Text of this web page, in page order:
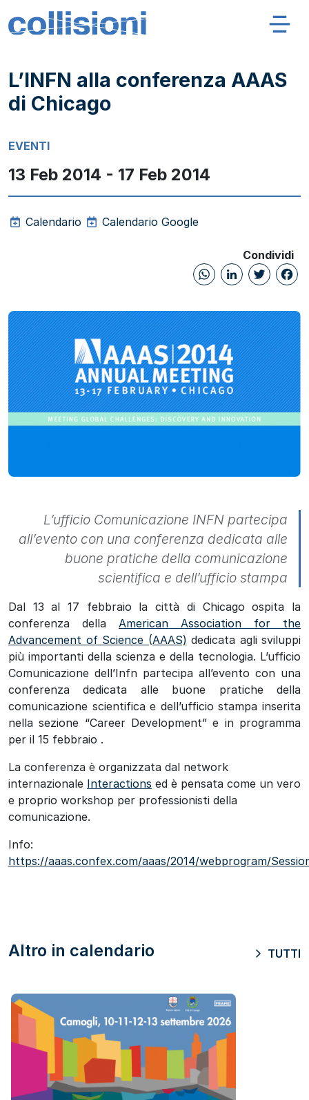
Salta al contenuto
Navigazione principale
L’INFN alla conferenza AAAS
di Chicago
EVENTI
13 Feb 2014 - 17 Feb 2014
Calendario Calendario Google
Condividi
L’ufficio Comunicazione INFN partecipa
all’evento con una conferenza dedicata alle
buone pratiche della comunicazione
scientifica e dell’ufficio stampa
Dal 13 al 17 febbraio la città di Chicago ospita la
conferenza della American Association for the
Advancement of Science (AAAS) dedicata agli sviluppi
più importanti della scienza e della tecnologia. L’ufficio
Comunicazione dell’Infn partecipa all’evento con una
conferenza dedicata alle buone pratiche della
comunicazione scientifica e dell’ufficio stampa inserita
nella sezione “Career Development” e in programma
per il 15 febbraio .
La conferenza è organizzata dal network
internazionale Interactions ed è pensata come un vero
e proprio workshop per professionisti della
comunicazione.
Info:
https://aaas.confex.com/aaas/2014/webprogram/
Altro in calendario TUTTI